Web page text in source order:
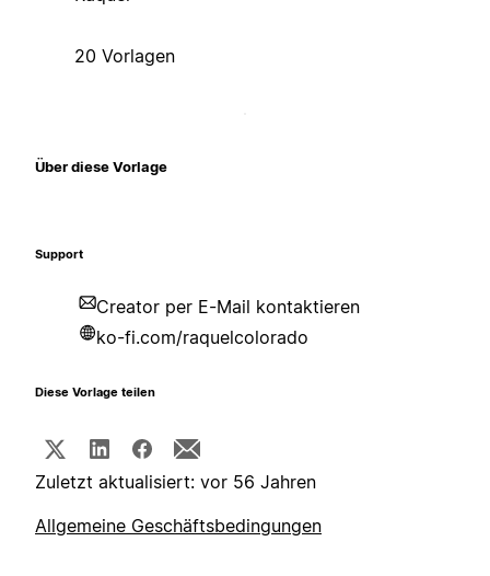
20 Vorlagen
Über diese Vorlage
Support
Creator per E-Mail kontaktieren
ko-fi.com/raquelcolorado
Diese Vorlage teilen
Zuletzt aktualisiert: vor 56 Jahren
Allgemeine Geschäftsbedingungen